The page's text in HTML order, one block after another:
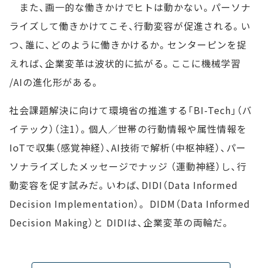
また、画一的な働きかけでヒトは動かない。パーソナ
ライズして働きかけてこそ、行動変容が促進される。い
つ、誰に、どのように働きかけるか。センターピンを捉
えれば、企業変革は波状的に拡がる。ここに機械学習
/AIの進化形がある。
社会課題解決に向けて環境省の推進する「BI-Tech」（バ
イテック）（注1）。個人／世帯の行動情報や属性情報を
IoTで収集（感覚神経）、AI技術で解析（中枢神経）、パー
ソナライズしたメッセージでナッジ （運動神経）し、行
動変容を促す試みだ。いわば、DIDI（Data Informed
Decision Implementation）。 DIDM（Data Informed
Decision Making）と DIDIは、企業変革の両輪だ。